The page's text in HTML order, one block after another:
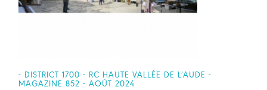
- DISTRICT 1700 - RC HAUTE VALLÉE DE L’AUDE -
MAGAZINE 852 - AOÛT 2024